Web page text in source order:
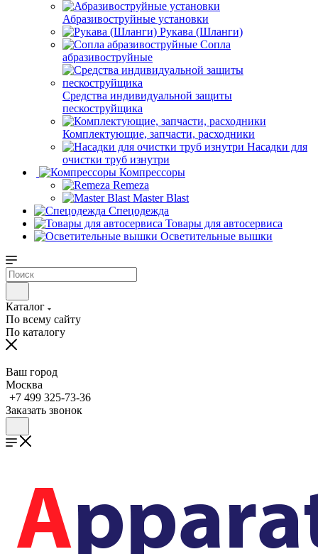
Абразивоструйные установки
Рукава (Шланги)
Сопла
абразивоструйные
Средства индивидуальной защиты
пескоструйщика
Комплектующие, запчасти, расходники
Насадки для
очистки труб изнутри
Компрессоры
Remeza
Master Blast
Спецодежда
Товары для автосервиса
Осветительные вышки
Каталог
По всему сайту
По каталогу
Ваш город
Москва
+7 499 325-73-36
Заказать звонок